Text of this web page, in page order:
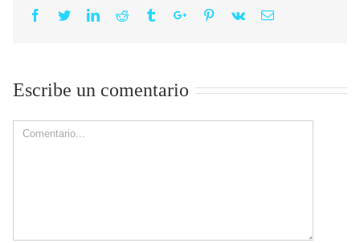
Facebook
TwitterLinkedinReddit TumblrGoogle+Pinterest
Vk Email
Escribe un comentario
Comment